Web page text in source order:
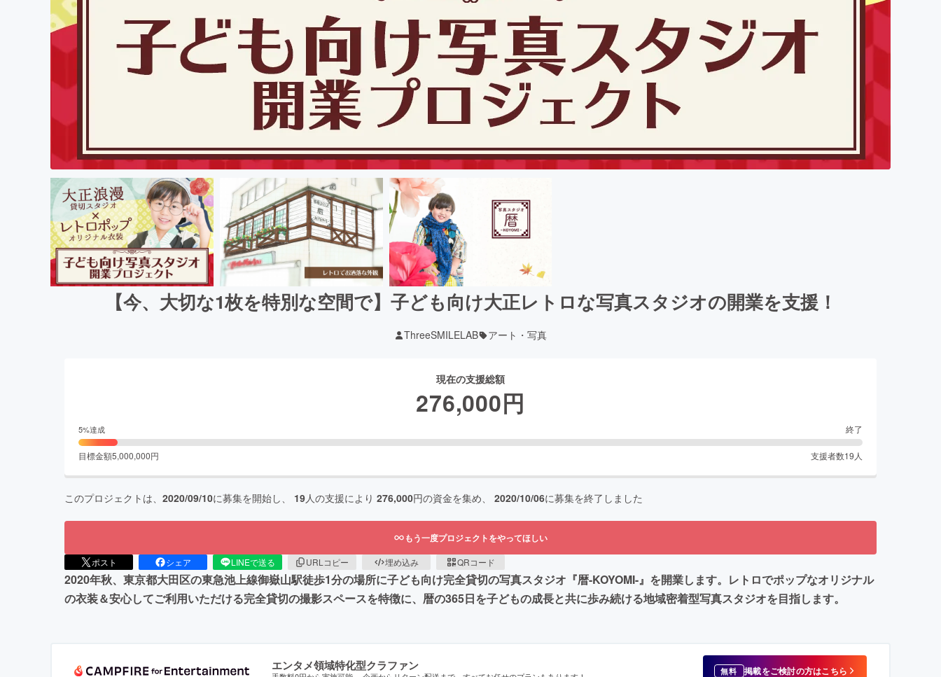
【今、大切な1枚を特別な空間で】子ども向け大正レトロな写真スタジオの開業を支援！
ThreeSMILELAB アート・写真
現在の支援総額
276,000円
5%達成 終了
目標金額5,000,000円 支援者数19 人
このプロジェクトは、 2020/09/10に募集を開始し、 19人の支援により 276,000円の資金を集め、 2020/10/06に募集を終了しました
もう一度プロジェクトをやってほしい
ポスト シェア LINEで送る URLコピー 埋め込み QRコード
2020年秋、東京都大田区の東急池上線御嶽山駅徒歩1分の場所に子ども向け完全貸切の写真スタジオ『暦-KOYOMI-』を開業します。レトロでポップなオリジナル
の衣装＆安心してご利用いただける完全貸切の撮影スペースを特徴に、暦の365日を子どもの成長と共に歩み続ける地域密着型写真スタジオを目指します。
エンタメ領域特化型クラファン 無料 掲載をご検討の方はこちら